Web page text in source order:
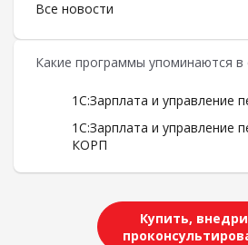
Какие программы упоминаются в
1С:Зарплата и управление
1С:Зарплата и управление
КОРП
Все новости
Купить,